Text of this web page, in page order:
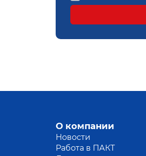
О компании
Новости
Работа в ПАКТ